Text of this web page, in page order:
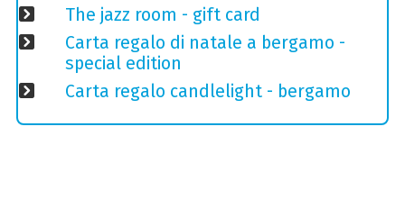
The jazz room - gift card
Carta regalo di natale a bergamo -
special edition
Carta regalo candlelight - bergamo